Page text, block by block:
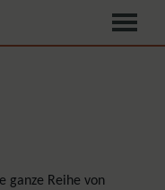
ganze Reihe von